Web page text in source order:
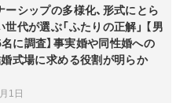
ーシップの多様化、形式にとら
代が選ぶ「ふたりの正解」 【男
に調査】事実婚や同性婚への
婚式場に求める役割が明らか
1日